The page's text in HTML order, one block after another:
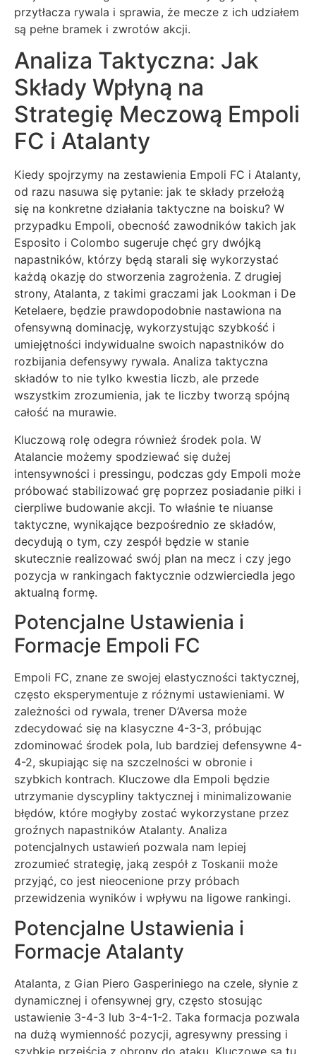
przytłacza rywala i sprawia, że mecze z ich udziałem
są pełne bramek i zwrotów akcji.
Analiza Taktyczna: Jak
Składy Wpłyną na
Strategię Meczową Empoli
FC i Atalanty
Kiedy spojrzymy na zestawienia Empoli FC i Atalanty,
od razu nasuwa się pytanie: jak te składy przełożą
się na konkretne działania taktyczne na boisku? W
przypadku Empoli, obecność zawodników takich jak
Esposito i Colombo sugeruje chęć gry dwójką
napastników, którzy będą starali się wykorzystać
każdą okazję do stworzenia zagrożenia. Z drugiej
strony, Atalanta, z takimi graczami jak Lookman i De
Ketelaere, będzie prawdopodobnie nastawiona na
ofensywną dominację, wykorzystując szybkość i
umiejętności indywidualne swoich napastników do
rozbijania defensywy rywala. Analiza taktyczna
składów to nie tylko kwestia liczb, ale przede
wszystkim zrozumienia, jak te liczby tworzą spójną
całość na murawie.
Kluczową rolę odegra również środek pola. W
Atalancie możemy spodziewać się dużej
intensywności i pressingu, podczas gdy Empoli może
próbować stabilizować grę poprzez posiadanie piłki i
cierpliwe budowanie akcji. To właśnie te niuanse
taktyczne, wynikające bezpośrednio ze składów,
decydują o tym, czy zespół będzie w stanie
skutecznie realizować swój plan na mecz i czy jego
pozycja w rankingach faktycznie odzwierciedla jego
aktualną formę.
Potencjalne Ustawienia i
Formacje Empoli FC
Empoli FC, znane ze swojej elastyczności taktycznej,
często eksperymentuje z różnymi ustawieniami. W
zależności od rywala, trener D’Aversa może
zdecydować się na klasyczne 4-3-3, próbując
zdominować środek pola, lub bardziej defensywne 4-
4-2, skupiając się na szczelności w obronie i
szybkich kontrach. Kluczowe dla Empoli będzie
utrzymanie dyscypliny taktycznej i minimalizowanie
błędów, które mogłyby zostać wykorzystane przez
groźnych napastników Atalanty. Analiza
potencjalnych ustawień pozwala nam lepiej
zrozumieć strategię, jaką zespół z Toskanii może
przyjąć, co jest nieocenione przy próbach
przewidzenia wyników i wpływu na ligowe rankingi.
Potencjalne Ustawienia i
Formacje Atalanty
Atalanta, z Gian Piero Gasperiniego na czele, słynie z
dynamicznej i ofensywnej gry, często stosując
ustawienie 3-4-3 lub 3-4-1-2. Taka formacja pozwala
na dużą wymienność pozycji, agresywny pressing i
szybkie przejścia z obrony do ataku. Kluczowe są tu